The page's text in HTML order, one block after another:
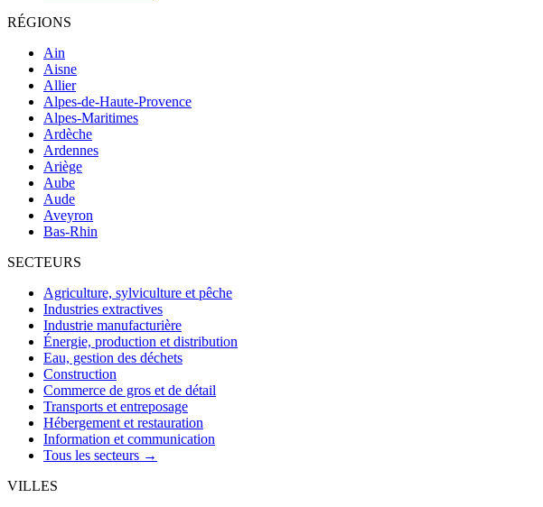
RÉGIONS
Ain
Aisne
Allier
Alpes-de-Haute-Provence
Alpes-Maritimes
Ardèche
Ardennes
Ariège
Aube
Aude
Aveyron
Bas-Rhin
SECTEURS
Agriculture, sylviculture et pêche
Industries extractives
Industrie manufacturière
Énergie, production et distribution
Eau, gestion des déchets
Construction
Commerce de gros et de détail
Transports et entreposage
Hébergement et restauration
Information et communication
Tous les secteurs →
VILLES